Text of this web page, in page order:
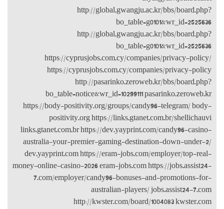
https://
australia-
money-online-
7.com/